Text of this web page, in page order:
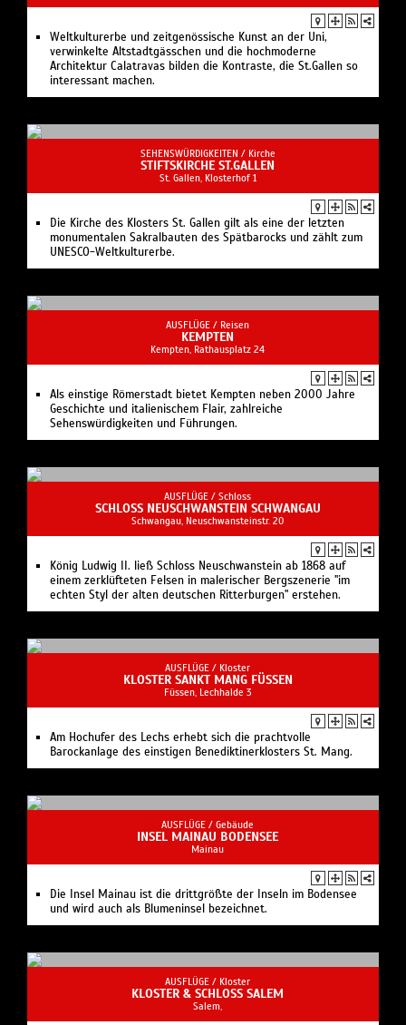
Weltkulturerbe und zeitgenössische Kunst an der Uni,
verwinkelte Altstadtgässchen und die hochmoderne
Architektur Calatravas bilden die Kontraste, die St.Gallen so
interessant machen.
SEHENSWÜRDIGKEITEN / Kirche
STIFTSKIRCHE ST.GALLEN
St. Gallen, Klosterhof 1
Die Kirche des Klosters St. Gallen gilt als eine der letzten
monumentalen Sakralbauten des Spätbarocks und zählt zum
UNESCO-Weltkulturerbe.
AUSFLÜGE / Reisen
KEMPTEN
Kempten, Rathausplatz 24
Als einstige Römerstadt bietet Kempten neben 2000 Jahre
Geschichte und italienischem Flair, zahlreiche
Sehenswürdigkeiten und Führungen.
AUSFLÜGE / Schloss
SCHLOSS NEUSCHWANSTEIN SCHWANGAU
Schwangau, Neuschwansteinstr. 20
König Ludwig II. ließ Schloss Neuschwanstein ab 1868 auf
einem zerklüfteten Felsen in malerischer Bergszenerie "im
echten Styl der alten deutschen Ritterburgen" erstehen.
AUSFLÜGE / Kloster
KLOSTER SANKT MANG FÜSSEN
Füssen, Lechhalde 3
Am Hochufer des Lechs erhebt sich die prachtvolle
Barockanlage des einstigen Benediktinerklosters St. Mang.
AUSFLÜGE / Gebäude
INSEL MAINAU BODENSEE
Mainau
Die Insel Mainau ist die drittgrößte der Inseln im Bodensee
und wird auch als Blumeninsel bezeichnet.
AUSFLÜGE / Kloster
KLOSTER & SCHLOSS SALEM
Salem,